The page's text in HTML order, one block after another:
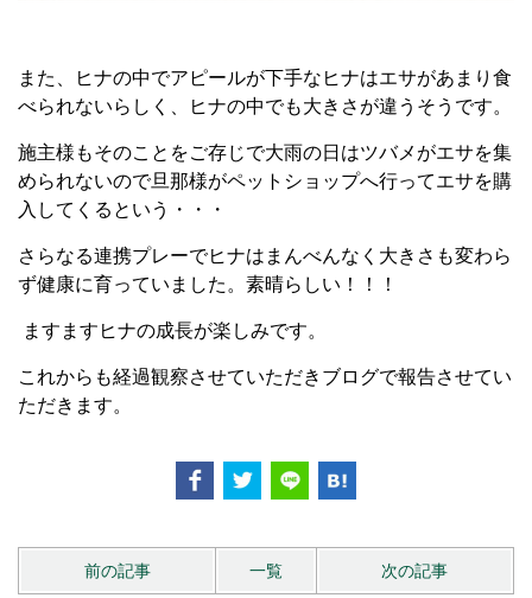
また、ヒナの中でアピールが下手なヒナはエサがあまり食
べられないらしく、ヒナの中でも大きさが違うそうです。
施主様もそのことをご存じで大雨の日はツバメがエサを集
められないので旦那様がペットショップへ行ってエサを購
入してくるという・・・
さらなる連携プレーでヒナはまんべんなく大きさも変わら
ず健康に育っていました。素晴らしい！！！
ますますヒナの成長が楽しみです。
これからも経過観察させていただきブログで報告させてい
ただきます。
前の記事 一覧 次の記事